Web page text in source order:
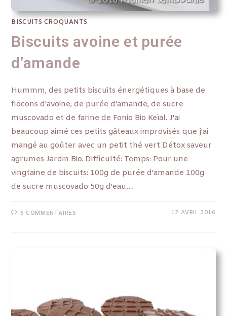
BISCUITS CROQUANTS
Biscuits avoine et purée
d’amande
Hummm, des petits biscuits énergétiques à base de
flocons d'avoine, de purée d'amande, de sucre
muscovado et de farine de Fonio Bio Keïal. J'ai
beaucoup aimé ces petits gâteaux improvisés que j'ai
mangé au goûter avec un petit thé vert Détox saveur
agrumes Jardin Bio. Difficulté: Temps: Pour une
vingtaine de biscuits: 100g de purée d'amande 100g
de sucre muscovado 50g d'eau…
6 COMMENTAIRES 12 AVRIL 2016